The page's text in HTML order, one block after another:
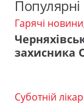
Гарячі новини
захисника
Суботній лікар